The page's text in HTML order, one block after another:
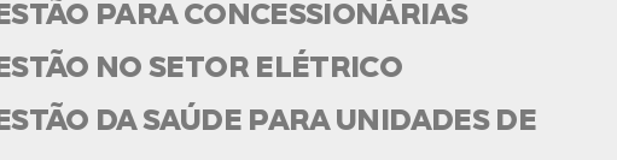
PARA CONCESSIONÁRIAS
NO SETOR ELÉTRICO
DA SAÚDE PARA UNIDADES DE